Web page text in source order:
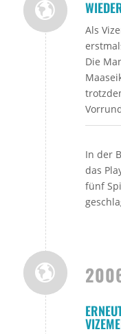
Als
Die
In der
das
fünf